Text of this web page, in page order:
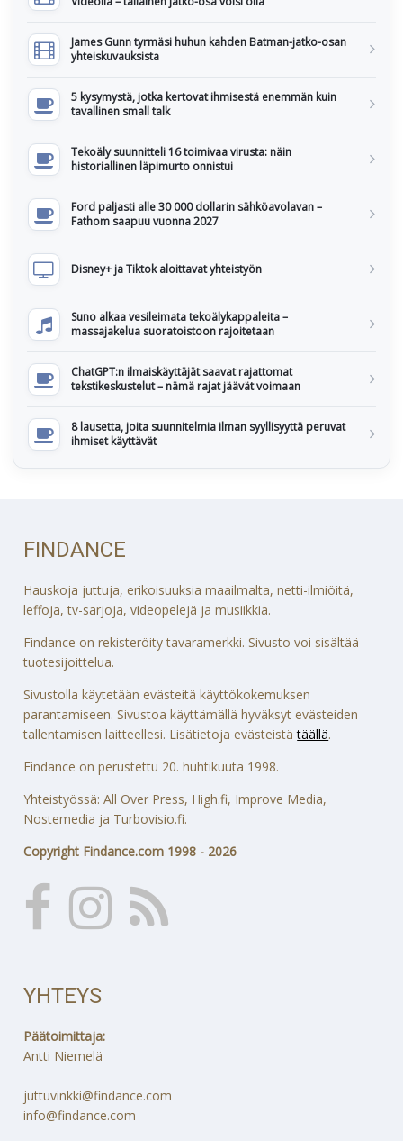
James Gunn tyrmäsi huhun kahden Batman-jatko-osan
yhteiskuvauksista
5 kysymystä, jotka kertovat ihmisestä enemmän kuin
tavallinen small talk
Tekoäly suunnitteli 16 toimivaa virusta: näin
historiallinen läpimurto onnistui
Ford paljasti alle 30 000 dollarin sähköavolavan –
Fathom saapuu vuonna 2027
Disney+ ja Tiktok aloittavat yhteistyön
Suno alkaa vesileimata tekoälykappaleita –
massajakelua suoratoistoon rajoitetaan
ChatGPT:n ilmaiskäyttäjät saavat rajattomat
tekstikeskustelut – nämä rajat jäävät voimaan
8 lausetta, joita suunnitelmia ilman syyllisyyttä peruvat
ihmiset käyttävät
FINDANCE
Hauskoja juttuja, erikoisuuksia maailmalta, netti-ilmiöitä,
leffoja, tv-sarjoja, videopelejä ja musiikkia.
Findance on rekisteröity tavaramerkki. Sivusto voi sisältää
tuotesijoittelua.
Sivustolla käytetään evästeitä käyttökokemuksen
parantamiseen. Sivustoa käyttämällä hyväksyt evästeiden
tallentamisen laitteellesi. Lisätietoja evästeistätäällä.
Findance on perustettu 20. huhtikuuta 1998.
Yhteistyössä: All Over Press, High.fi, Improve Media,
Nostemedia ja Turbovisio.fi.
Copyright Findance.com 1998 - 2026
YHTEYS
Päätoimittaja:
Antti Niemelä
juttuvinkki@findance.com
info@findance.com